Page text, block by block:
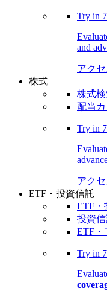
Try in
and
アク
株式
株式
配当
Try in
アク
ETF・投資信託
ETF・
投資
ETF・
Try in